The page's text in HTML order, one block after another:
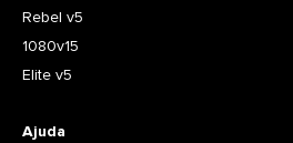
Rebel v5
1080v15
Elite v5
Ajuda